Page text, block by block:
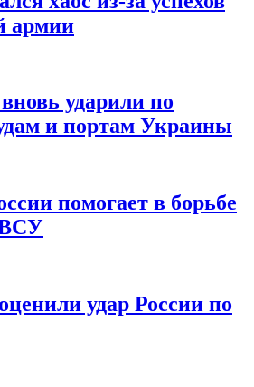
армии
ударили по
и портам Украины
помогает в борьбе
ВСУ
удар России по